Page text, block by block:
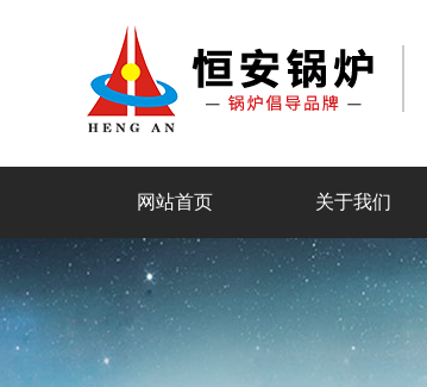
网站首页 关于我们
走进恒安
专业组织